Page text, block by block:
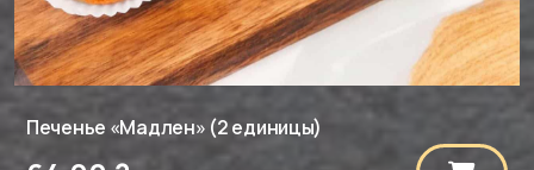
Печенье «Мадлен» (2 единицы)